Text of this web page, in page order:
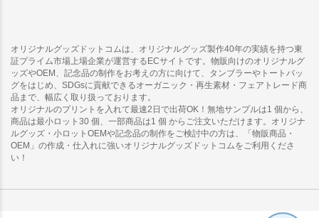
オリジナルグッズドットコムは、オリジナルグッズ製作40年の実績を持つ東
証プライム市場上場企業が運営するECサイトです。物販向けのオリジナルグ
ッズやOEM、記念品の制作をお考えの方に向けて、タンブラーやトートバッ
グをはじめ、SDGsに貢献できるオーガニック・再生素材・フェアトレード商
品まで、幅広く取り扱っております。
オリジナルのプリントを入れて最速2日で出荷OK！無地サンプルは1 個から、
商品は最小ロット30 個、一部商品は1 個 からご注文いただけます。オリジナ
ルグッズ・小ロットOEMや記念品の制作をご検討中の方は、「物販商品・
OEM」の作成・仕入れに強いオリジナルグッズドットコムをご利用くださ
い！